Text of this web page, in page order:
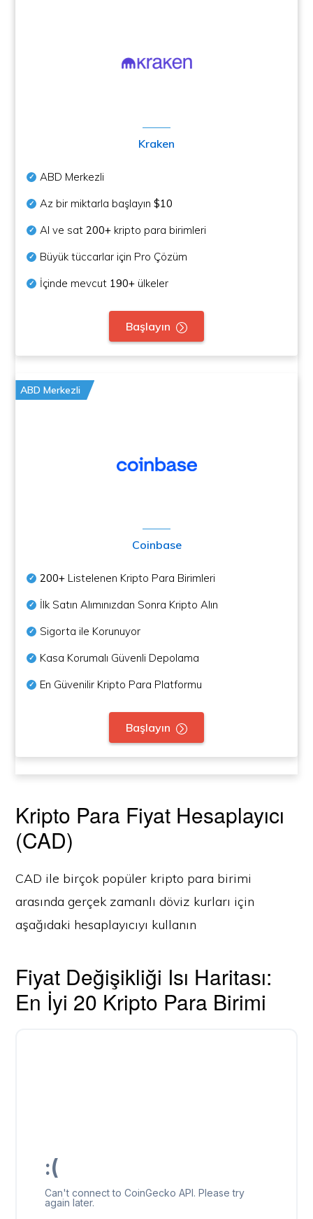
Kraken
ABD Merkezli
Az bir miktarla başlayın$10
Al ve sat200+ kripto para birimleri
Büyük tüccarlar için Pro Çözüm
İçinde mevcut 190+ ülkeler
Başlayın
ABD Merkezli
Coinbase
200+ Listelenen Kripto Para Birimleri
İlk Satın Alımınızdan Sonra Kripto Alın
Sigorta ile Korunuyor
Kasa Korumalı Güvenli Depolama
En Güvenilir Kripto Para Platformu
Başlayın
Kripto Para Fiyat Hesaplayıcı
(CAD)
CAD ile birçok popüler kripto para birimi
arasında gerçek zamanlı döviz kurları için
aşağıdaki hesaplayıcıyı kullanın
Fiyat Değişikliği Isı Haritası:
En İyi 20 Kripto Para Birimi